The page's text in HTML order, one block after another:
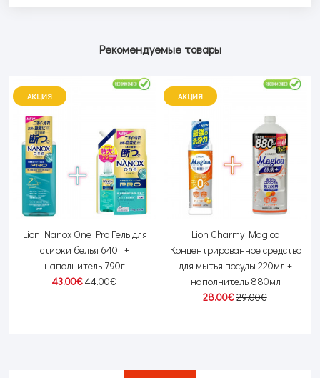
Рекомендуемые товары
АКЦИЯ
Lion Nanox One Pro Гель для
стирки белья 640г +
наполнитель 790г
43.00€44.00€
АКЦИЯ
Lion Charmy Magica
Концентрированное средство
для мытья посуды 220мл +
наполнитель 880мл
28.00€29.00€